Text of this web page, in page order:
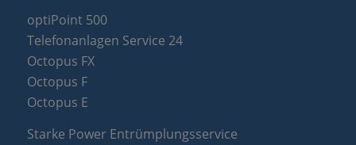
optiPoint 500
Telefonanlagen Service 24
Octopus FX
Octopus F
Octopus E
Starke Power Entrümplungsservice